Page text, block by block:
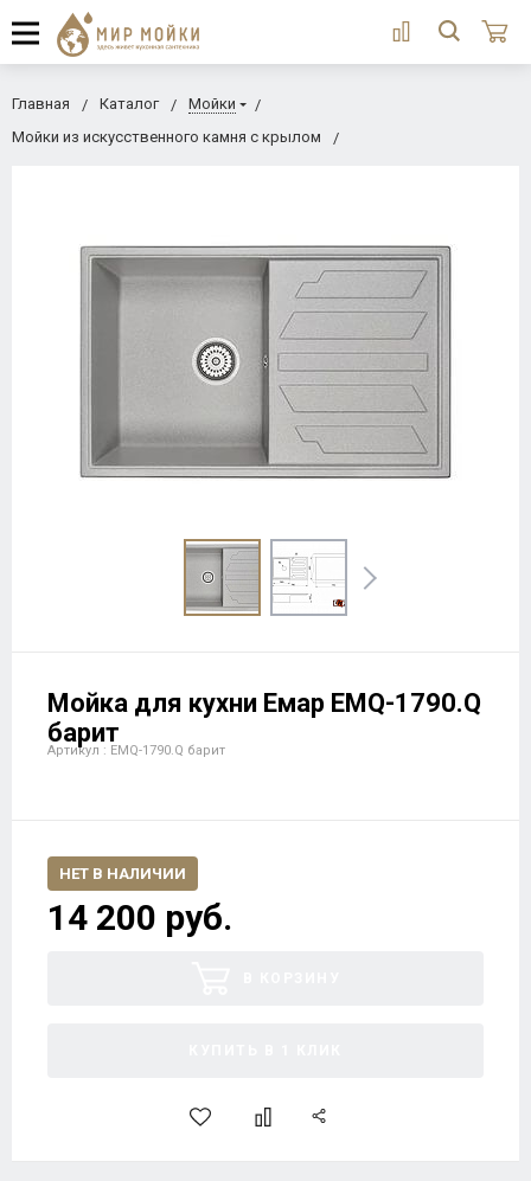
Главная Каталог
Мойки
Мойки из искусственного камня с крылом
Мойка для кухни Емар EMQ-1790.Q
барит
Артикул : EMQ-1790.Q барит
НЕТ В НАЛИЧИИ
14 200 руб.